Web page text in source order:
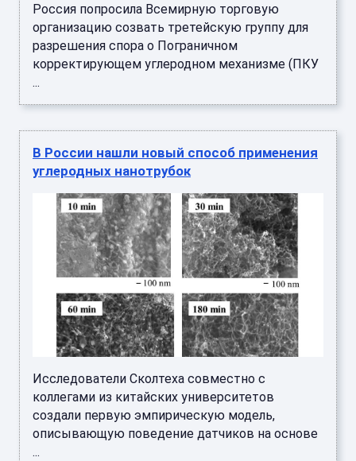
Россия попросила Всемирную торговую
организацию созвать третейскую группу для
разрешения спора о Пограничном
корректирующем углеродном механизме (ПКУ
...
В России нашли новый способ применения
углеродных нанотрубок
Исследователи Сколтеха совместно с
коллегами из китайских университетов
создали первую эмпирическую модель,
описывающую поведение датчиков на основе
...